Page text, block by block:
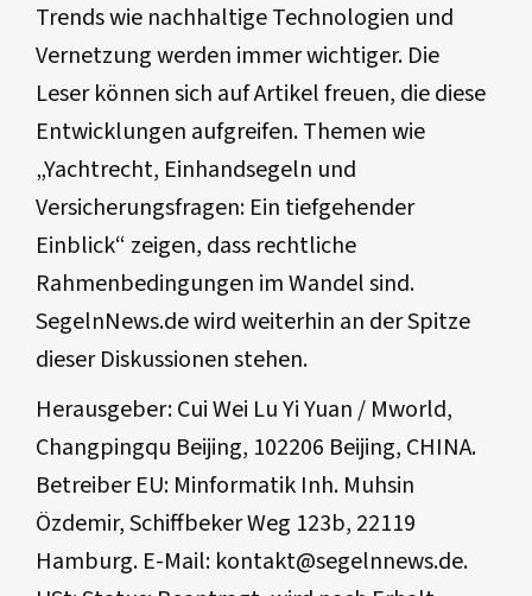
Trends wie nachhaltige Technologien und
Vernetzung werden immer wichtiger. Die
Leser können sich auf Artikel freuen, die diese
Entwicklungen aufgreifen. Themen wie
„Yachtrecht, Einhandsegeln und
Versicherungsfragen: Ein tiefgehender
Einblick“ zeigen, dass rechtliche
Rahmenbedingungen im Wandel sind.
SegelnNews.de wird weiterhin an der Spitze
dieser Diskussionen stehen.
Herausgeber: Cui Wei Lu Yi Yuan / Mworld,
Changpingqu Beijing, 102206 Beijing, CHINA.
Betreiber EU: Minformatik Inh. Muhsin
Özdemir, Schiffbeker Weg 123b, 22119
Hamburg. E-Mail: kontakt@segelnnews.de.